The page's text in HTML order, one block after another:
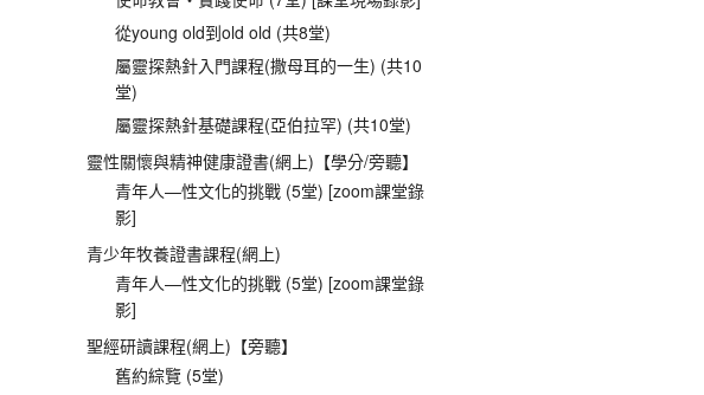
從young old到old old (共8堂)
屬靈探熱針入門課程(撒母耳的一生) (共10
堂)
屬靈探熱針基礎課程(亞伯拉罕) (共10堂)
靈性關懷與精神健康證書(網上)【學分/旁聽】
青年人—性文化的挑戰 (5堂) [zoom課堂錄
影]
青少年牧養證書課程(網上)
青年人—性文化的挑戰 (5堂) [zoom課堂錄
影]
聖經研讀課程(網上)【旁聽】
舊約綜覽 (5堂)